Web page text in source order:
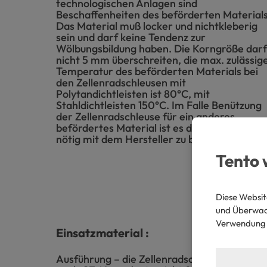
technologischen Anlagen sind
Beschaffenheiten des beförderten
Das Material muß locker und nichtkleberig
sein und darf keine Tendenz zur
Wölbungsbildung haben. Die Korngröße darf
nicht 5 mm überschreiten, die max.
Temperatur des beförderten Materials bei
den Zellenradschleusen mit
Polytandichtleisten ist 80°C, mit
Stahldichtleisten 150°C. Im Falle Benützung
der Zellenradschleuse für ein anderes
befördertes Material ist es diese Möglichkeit
nötig mit dem Hersteller zu besprechen.
Einsatzmaterial :
Ausführung – die Zellenradschleusen werden
Tento
Diese
und
Verwendung